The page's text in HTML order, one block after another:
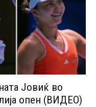
Јовиќ во
опен (ВИДЕО)